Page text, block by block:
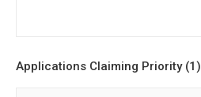
Applications Claiming Priority (1)